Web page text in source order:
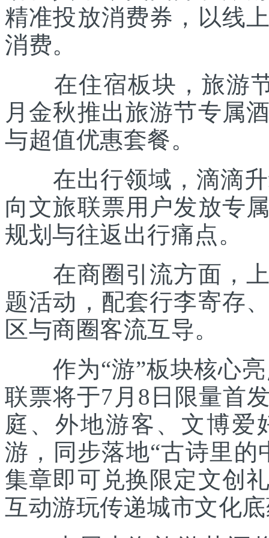
精准投放消费券，以线
消费。
在住宿板块，旅游节
月金秋推出旅游节专属
与超值优惠套餐。
在出行领域，滴滴升
向文旅联票用户发放专
规划与往返出行痛点。
在商圈引流方面，上
题活动，配套行李寄存
区与商圈客流互导。
作为“游”板块核心亮
联票将于7月8日限量首
庭、外地游客、文博爱
游，同步落地“古诗里
集章即可兑换限定文创
互动游玩传递城市文化